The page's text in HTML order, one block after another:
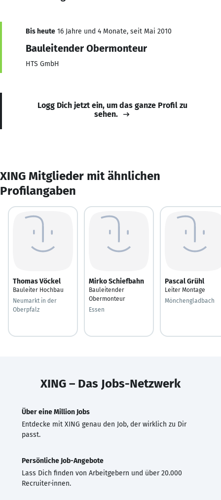
Bis heute 16 Jahre und 4 Monate, seit Mai 2010
Bauleitender Obermonteur
HTS GmbH
Logg Dich jetzt ein, um das ganze Profil zu
sehen.
XING Mitglieder mit ähnlichen
Profilangaben
Thomas Vöckel
Bauleiter Hochbau
Neumarkt in der
Oberpfalz
Mirko Schiefbahn
Bauleitender
Obermonteur
Essen
Pascal Grühl
Leiter Montage
Mönchengladbach
XING – Das Jobs-Netzwerk
Über eine Million Jobs
Entdecke mit XING genau den Job, der wirklich zu Dir
passt.
Persönliche Job-Angebote
Lass Dich finden von Arbeitgebern und über 20.000
Recruiter·innen.